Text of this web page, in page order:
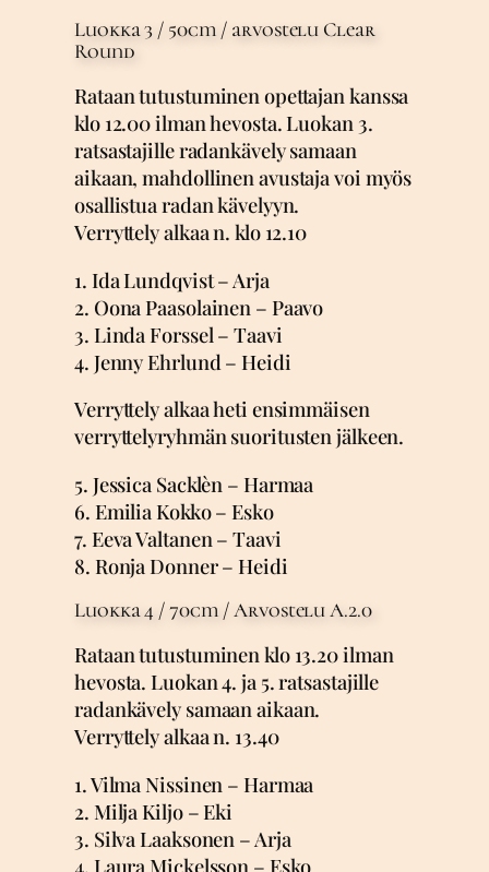
Luokka 3 / 50cm / arvostelu Clear
Round
Rataan tutustuminen opettajan kanssa
klo 12.00 ilman hevosta. Luokan 3.
ratsastajille radankävely samaan
aikaan, mahdollinen avustaja voi myös
osallistua radan kävelyyn.
Verryttely alkaa n. klo 12.10
1. Ida Lundqvist – Arja
2. Oona Paasolainen – Paavo
3. Linda Forssel – Taavi
4. Jenny Ehrlund – Heidi
Verryttely alkaa heti ensimmäisen
verryttelyryhmän suoritusten jälkeen.
5. Jessica Sacklèn – Harmaa
6. Emilia Kokko – Esko
7. Eeva Valtanen – Taavi
8. Ronja Donner – Heidi
Luokka 4 / 70cm / Arvostelu A.2.0
Rataan tutustuminen klo 13.20 ilman
hevosta. Luokan 4. ja 5. ratsastajille
radankävely samaan aikaan.
Verryttely alkaa n. 13.40
1. Vilma Nissinen – Harmaa
2. Milja Kiljo – Eki
3. Silva Laaksonen – Arja
4. Laura Mickelsson – Esko